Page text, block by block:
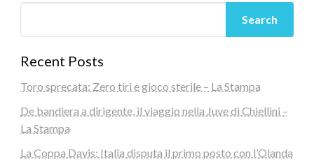
Search
Recent Posts
Toro sprecata: Zero tiri e gioco sterile – La Stampa
De bandiera a dirigente, il viaggio nella Juve di Chiellini –
La Stampa
La Coppa Davis: Italia disputa il primo posto con l’Olanda